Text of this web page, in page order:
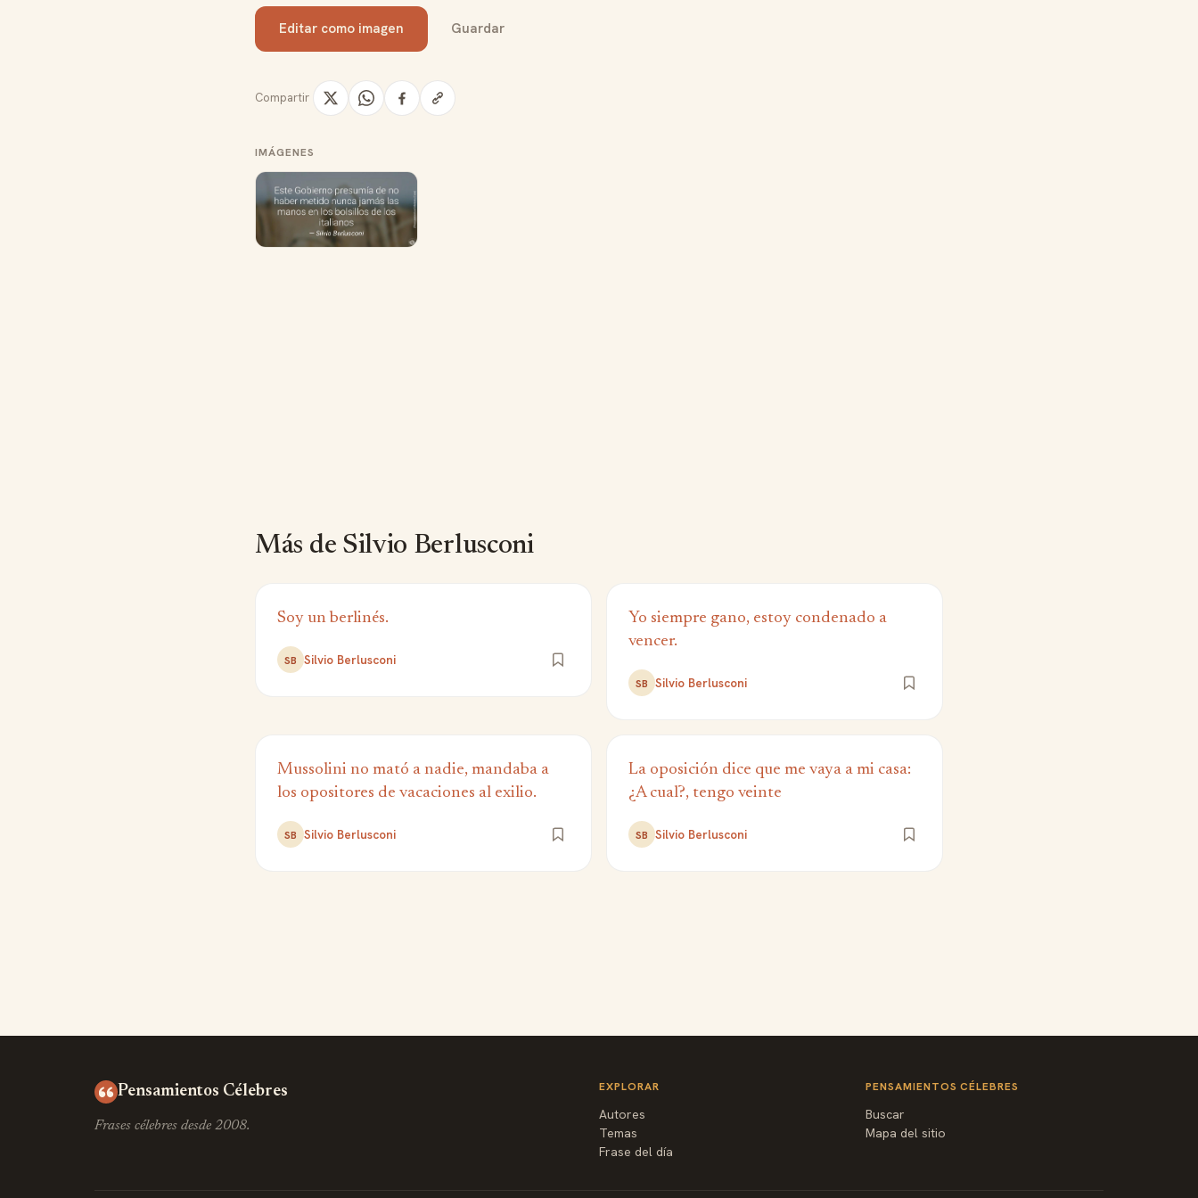
Editar como imagen Guardar
Compartir
IMÁGENES
Más de Silvio Berlusconi
Soy un berlinés.
SB Silvio Berlusconi
Yo siempre gano, estoy condenado a
vencer.
SB Silvio Berlusconi
Mussolini no mató a nadie, mandaba a
los opositores de vacaciones al exilio.
SB Silvio Berlusconi
La oposición dice que me vaya a mi casa:
¿A cual?, tengo veinte
SB Silvio Berlusconi
Pensamientos Célebres
Frases célebres desde 2008.
EXPLORAR
Autores
Temas
Frase del día
PENSAMIENTOS CÉLEBRES
Buscar
Mapa del sitio